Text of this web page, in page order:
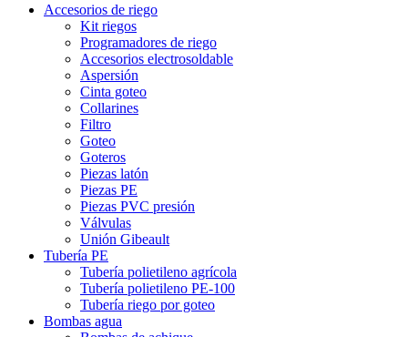
Accesorios de riego
Kit riegos
Programadores de riego
Accesorios electrosoldable
Aspersión
Cinta goteo
Collarines
Filtro
Goteo
Goteros
Piezas latón
Piezas PE
Piezas PVC presión
Válvulas
Unión Gibeault
Tubería PE
Tubería polietileno agrícola
Tubería polietileno PE-100
Tubería riego por goteo
Bombas agua